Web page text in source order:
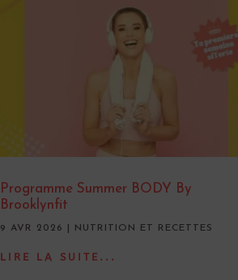
Programme Summer BODY By
Brooklynfit
9 AVR 2026 NUTRITION ET RECETTES
LIRE LA SUITE...